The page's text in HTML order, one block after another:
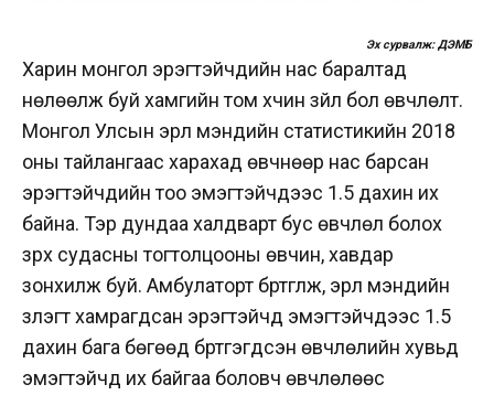
Эх сурвалж: ДЭМБ
Харин монгол эрэгтэйчүүдийн нас баралтад
нөлөөлж буй хамгийн том хүчин зүйл бол өвчлөлт.
Монгол Улсын эрүүл мэндийн статистикийн 2018
оны тайлангаас харахад өвчнөөр нас барсан
эрэгтэйчүүдийн тоо эмэгтэйчүүдээс 1.5 дахин их
байна. Тэр дундаа халдварт бус өвчлөл болох
зүрх судасны тогтолцооны өвчин, хавдар
зонхилж буй. Амбулаторт бүртгүүлж, эрүүл мэндийн
үзлэгт хамрагдсан эрэгтэйчүүд эмэгтэйчүүдээс 1.5
дахин бага бөгөөд бүртгэгдсэн өвчлөлийн хувьд
эмэгтэйчүүд их байгаа боловч өвчлөлөөс